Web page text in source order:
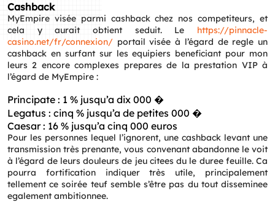
Cashback
MyEmpire visée parmi cashback chez nos competiteurs, et
cela y aurait obtient seduit. Le https://pinnacle-
casino.net/fr/connexion/ portail visée à l’égard de regle un
cashback en surfant sur les equipiers beneficiant pour mon
leurs 2 encore complexes prepares de la prestation VIP à
l’égard de MyEmpire :
Principate : 1 % jusqu’a dix 000 �
Legatus : cinq % jusqu’a de petites 000 �
Caesar : 16 % jusqu’a cinq 000 euros
Pour les personnes lequel l’ignorent, une cashback levant une
transmission très prenante, vous convenant abandonne le voit
à l’égard de leurs douleurs de jeu citees du le duree feuille. Ca
pourra fortification indiquer très utile, principalement
tellement ce soirée teuf semble s’être pas du tout disseminee
egalement ambitionnee.